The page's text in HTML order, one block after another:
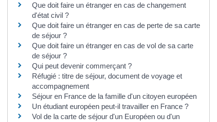
Que doit faire un étranger en cas de changement
d'état civil ?
Que doit faire un étranger en cas de perte de sa carte
de séjour ?
Que doit faire un étranger en cas de vol de sa carte
de séjour ?
Qui peut devenir commerçant ?
Réfugié : titre de séjour, document de voyage et
accompagnement
Séjour en France de la famille d'un citoyen européen
Un étudiant européen peut-il travailler en France ?
Vol de la carte de séjour d'un Européen ou d'un